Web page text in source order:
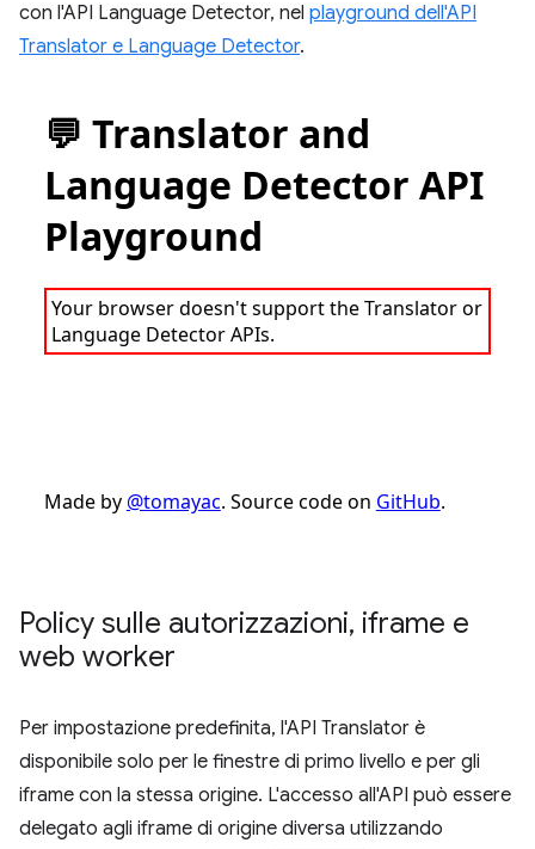
con l'API Language Detector, nel playground dell'API
Translator e Language Detector.
Policy sulle autorizzazioni, iframe e
web worker
Per impostazione predefinita, l'API Translator è
disponibile solo per le finestre di primo livello e per gli
iframe con la stessa origine. L'accesso all'API può essere
delegato agli iframe di origine diversa utilizzando